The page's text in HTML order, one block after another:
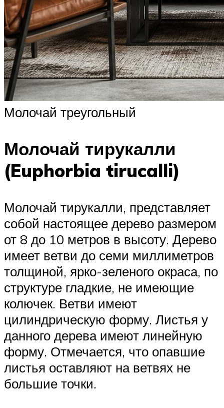
Молочай треугольный
Молочай тирукалли
(Euphorbia tirucalli)
Молочай тирукалли, представляет
собой настоящее дерево размером
от 8 до 10 метров в высоту. Дерево
имеет ветви до семи миллиметров
толщиной, ярко-зеленого окраса, по
структуре гладкие, не имеющие
колючек. Ветви имеют
цилиндрическую форму. Листья у
данного дерева имеют линейную
форму. Отмечается, что опавшие
листья оставляют на ветвях не
большие точки.